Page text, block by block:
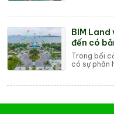
BIM
đến có
Trong bối
có sự phân